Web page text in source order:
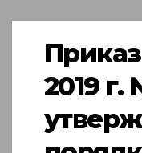
Приказ
2019